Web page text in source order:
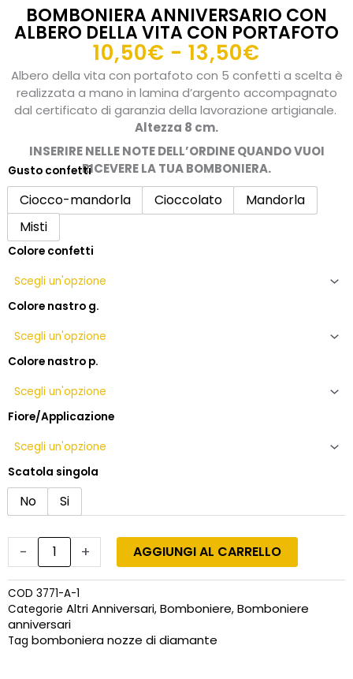
BOMBONIERA ANNIVERSARIO CON
ALBERO DELLA VITA CON PORTAFOTO
10,50€ - 13,50€
di
prezzo:
da
a
13,50€
Albero della vita con portafoto con 5 confetti a scelta è
realizzata a mano in lamina d’argento accompagnato
dal certificato di garanzia della lavorazione artigianale.
Altezza 8 cm.
INSERIRE NELLE NOTE DELL’ORDINE QUANDO VUOI
RICEVERE LA TUA BOMBONIERA.
Gusto confetti
Ciocco-mandorla Cioccolato
Mandorla
Misti
Colore confetti
Colore nastro g.
Colore nastro p.
Fiore/Applicazione
Scatola singola
No Si
-
Bomboniera
anniversario
con
albero
della
con
quantità
+ AGGIUNGI AL CARRELLO
COD 3771-A-1
Categorie Altri Anniversari, Bomboniere, Bomboniere
anniversari
Tag bomboniera nozze di diamante